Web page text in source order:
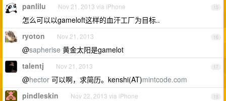
15
panlilu Nov 21, 2013 via iPhone
怎么可以以gameloft这样的血汗工厂为目标..
16
ryoton Nov 21, 2013
@sapherise 黄金太阳是gamelot
17
talentj Nov 21, 2013
@hector 可以啊，求简历。kenshi(AT)mintcode.com
18
pindleskin Nov 22, 2013 via iPhone